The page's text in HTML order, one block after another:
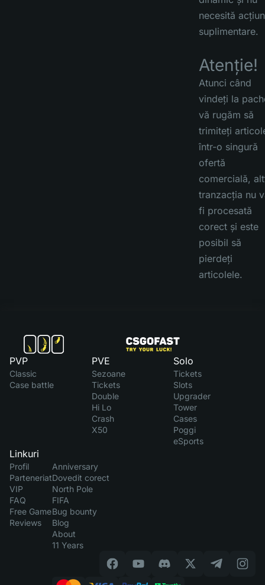
necesită
suplimentare.
Atenție!
Atunci când
vindeți la
vă rugăm să
trimiteți
într-o singură
ofertă
comercială,
tranzacția nu
fi procesată
corect și este
posibil să
pierdeți
articolele.
PVP
Classic
Case battle
PVE
Sezoane
Tickets
Double
Hi Lo
Crash
X50
Solo
Tickets
Slots
Upgrader
Tower
Cases
Poggi
eSports
Linkuri
Profil
Parteneriat
VIP
FAQ
Free Game
Reviews
Anniversary
Dovedit corect
North Pole
FIFA
Bug bounty
Blog
About
11 Years